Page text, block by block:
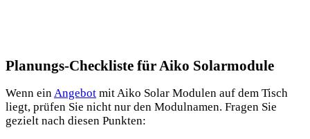
Planungs-Checkliste für Aiko Solarmodule
Wenn einAngebot mit Aiko Solar Modulen auf dem Tisch
liegt, prüfen Sie nicht nur den Modulnamen. Fragen Sie
gezielt nach diesen Punkten: